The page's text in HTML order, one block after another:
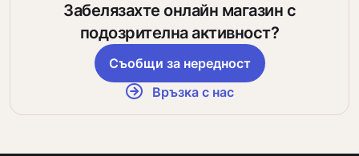
Забелязахте онлайн магазин с
подозрителна активност?
Съобщи за нередност
Връзка с нас